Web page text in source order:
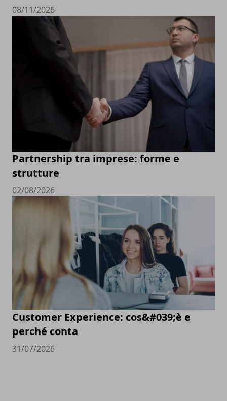
08/11/2026
Partnership tra imprese: forme e
strutture
02/08/2026
Customer Experience: cos&#039;è e
perché conta
31/07/2026